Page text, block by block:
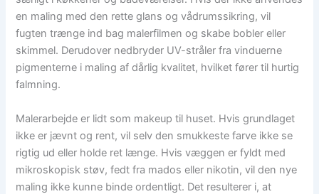
en maling med den rette glans og vådrumssikring, vil
fugten trænge ind bag malerfilmen og skabe bobler eller
skimmel. Derudover nedbryder UV-stråler fra vinduerne
pigmenterne i maling af dårlig kvalitet, hvilket fører til hurtig
falmning.
Malerarbejde er lidt som makeup til huset. Hvis grundlaget
ikke er jævnt og rent, vil selv den smukkeste farve ikke se
rigtig ud eller holde ret længe. Hvis væggen er fyldt med
mikroskopisk støv, fedt fra mados eller nikotin, vil den nye
maling ikke kunne binde ordentligt. Det resulterer i, at